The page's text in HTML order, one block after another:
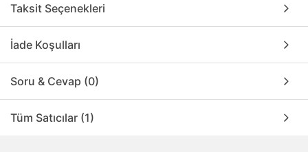
Taksit Seçenekleri
İade Koşulları
Soru & Cevap (0)
Tüm Satıcılar (1)